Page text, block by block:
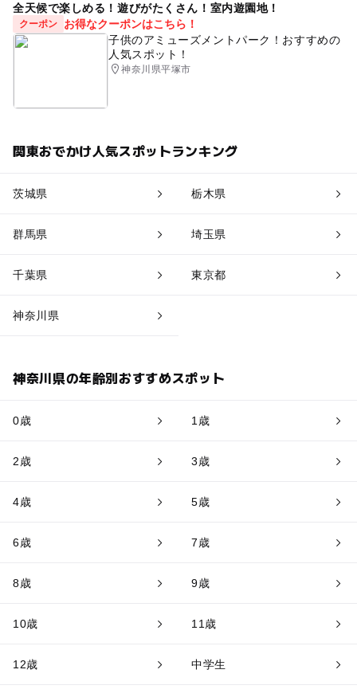
全天候で楽しめる！遊びがたくさん！室内遊園地！
クーポン
お得なクーポンはこちら！
子供のアミューズメントパーク！おすすめの
人気スポット！
神奈川県平塚市
関東おでかけ人気スポットランキング
茨城県 栃木県
群馬県 埼玉県
千葉県 東京都
神奈川県
神奈川県の年齢別おすすめスポット
0歳 1歳
2歳 3歳
4歳 5歳
6歳 7歳
8歳 9歳
10歳 11歳
12歳 中学生